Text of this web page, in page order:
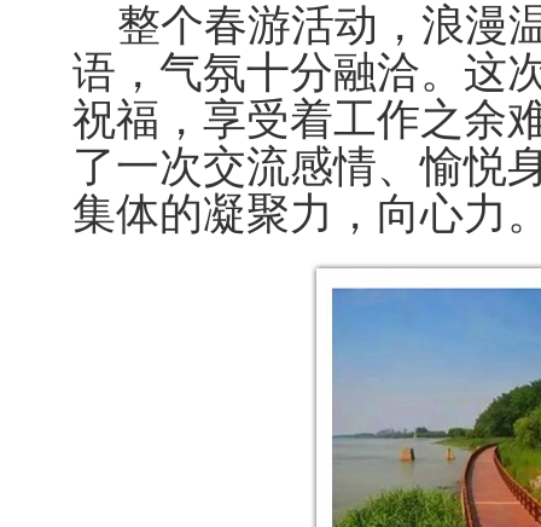
整个春游活动，浪漫
语，气氛十分融洽。这
祝福，享受着工作之余
了一次交流感情、愉悦
集体的凝聚力，向心力